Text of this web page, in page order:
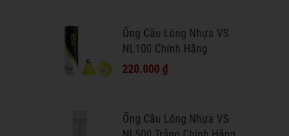
Ống Cầu Lông Nhựa VS
NL100 Chính Hãng
220.000 ₫
Ống Cầu Lông Nhựa VS